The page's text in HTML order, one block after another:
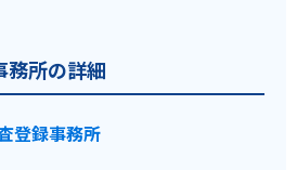
務所の詳細
登録事務所